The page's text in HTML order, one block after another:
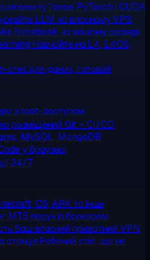
Готові PyTorch і CUDA
LLM на власному VPS
Notebook на вашому сервері
Навчайте на L4, L40S,
стек для даних, готовий
з root-доступом
розміщений Git + CI/CD
MySQL, MongoDB
у браузері
24/7
CS, ARK та інше
MT5 поруч із брокером
Ваш власний приватний VPN
станціяРобочий стіл, що не